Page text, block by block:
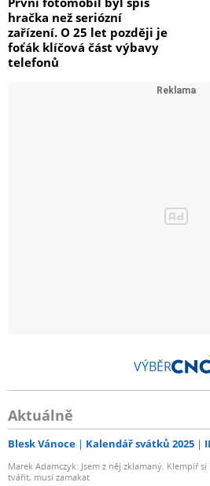
hračka než seriózní
zařízení. O 25 let později je
foťák klíčová část výbavy
telefonů
VÝBĚR
Aktuálně
Blesk Vánoce Kalendář svátků 2025
Marek Adamczyk: Jsem z něj zklamaný. Klempíř
tvářit, musí zamakat